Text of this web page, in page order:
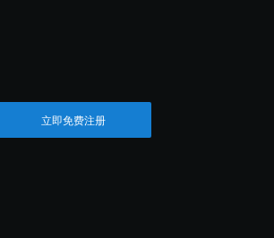
立即免费注册